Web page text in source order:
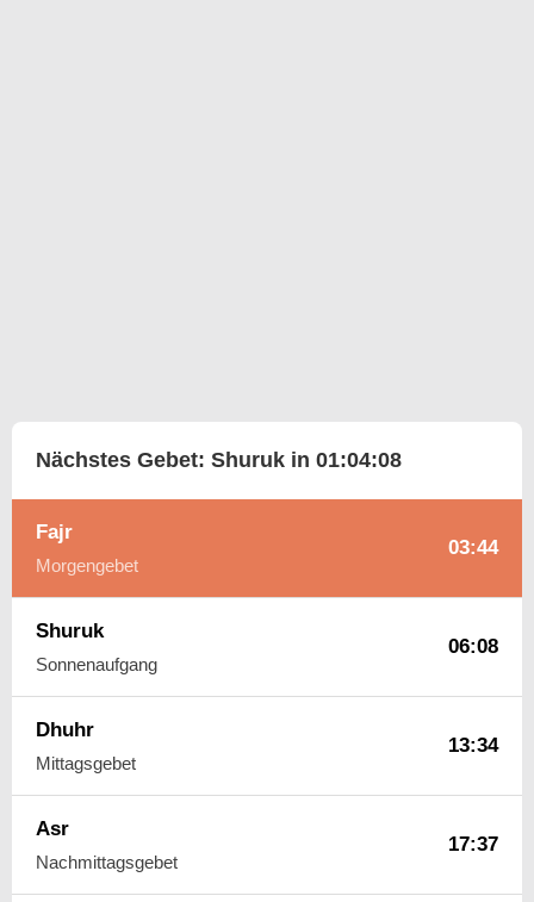
Nächstes Gebet: Shuruk in 01:04:07
Fajr
Morgengebet
03:44
Shuruk
Sonnenaufgang
06:08
Dhuhr
Mittagsgebet
13:34
Asr
Nachmittagsgebet
17:37